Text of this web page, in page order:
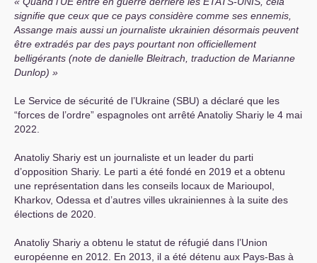
signifie que ceux que ce pays considère comme ses ennemis,
Assange mais aussi un journaliste ukrainien désormais peuvent
être extradés par des pays pourtant non officiellement
belligérants (note de danielle Bleitrach, traduction de Marianne
Dunlop)
Le Service de sécurité de l’Ukraine (SBU) a déclaré que les
“forces de l’ordre” espagnoles ont arrêté Anatoliy Shariy le 4 mai
2022.
Anatoliy Shariy est un journaliste et un leader du parti
d’opposition Shariy. Le parti a été fondé en 2019 et a obtenu
une représentation dans les conseils locaux de Marioupol,
Kharkov, Odessa et d’autres villes ukrainiennes à la suite des
élections de 2020.
Anatoliy Shariy a obtenu le statut de réfugié dans l’Union
européenne en 2012. En 2013, il a été détenu aux Pays-Bas à